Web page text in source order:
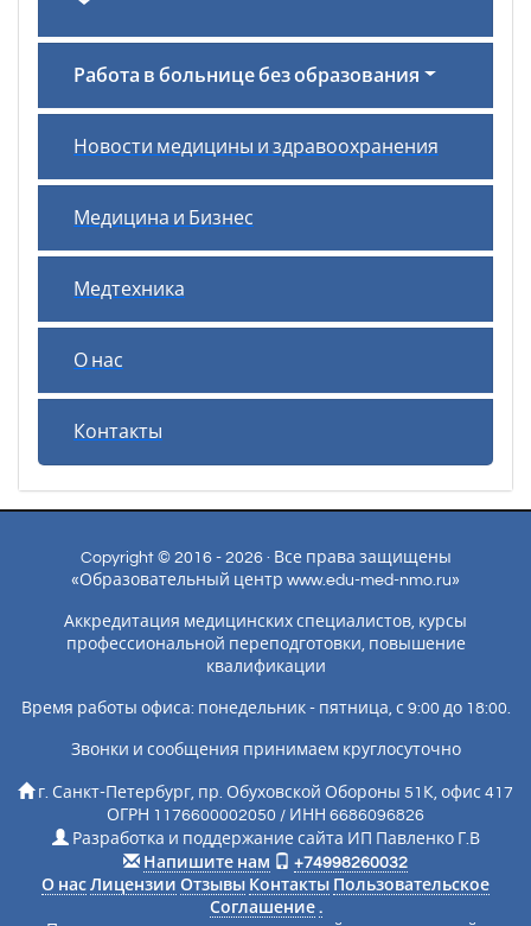
Работа в больнице без образования
Новости медицины и здравоохранения
Медицина и Бизнес
Медтехника
О нас
Контакты
Copyright © 2016 - 2026 · Все права защищены
«Образовательный центр www.edu-med-nmo.ru»
Аккредитация медицинских специалистов, курсы
профессиональной переподготовки, повышение
квалификации
Время работы офиса: понедельник - пятница, с 9:00 до 18:00.
Звонки и сообщения принимаем круглосуточно
г. Санкт-Петербург, пр. Обуховской Обороны 51К, офис 417
ОГРН 1176600002050 / ИНН 6686096826
Разработка и поддержание сайта ИП Павленко Г.В
Напишите нам
+74998260032
О нас Лицензии Отзывы Контакты Пользовательское
Соглашение .